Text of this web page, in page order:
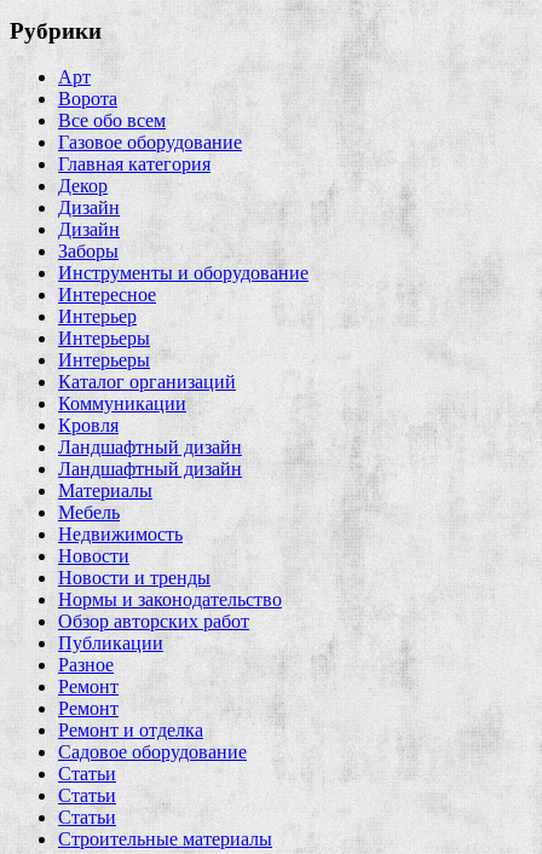
Рубрики
Арт
Ворота
Все обо всем
Газовое оборудование
Главная категория
Декор
Дизайн
Дизайн
Заборы
Инструменты и оборудование
Интересное
Интерьер
Интерьеры
Интерьеры
Каталог организаций
Коммуникации
Кровля
Ландшафтный дизайн
Ландшафтный дизайн
Материалы
Мебель
Недвижимость
Новости
Новости и тренды
Нормы и законодательство
Обзор авторских работ
Публикации
Разное
Ремонт
Ремонт
Ремонт и отделка
Садовое оборудование
Статьи
Статьи
Статьи
Строительные материалы